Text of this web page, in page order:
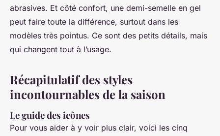
abrasives. Et côté confort, une demi-semelle en gel
peut faire toute la différence, surtout dans les
modèles très pointus. Ce sont des petits détails, mais
qui changent tout à l’usage.
Récapitulatif des styles
incontournables de la saison
Le guide des icônes
Pour vous aider à y voir plus clair, voici les cinq